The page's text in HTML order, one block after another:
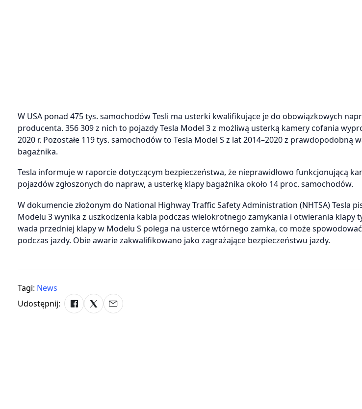
W USA ponad 475 tys. samochodów Tesli ma usterki kwalifikujące je do obowiązkowych
producenta. 356 309 z nich to pojazdy Tesla Model 3 z możliwą usterką kamery cofania
2020 r. Pozostałe 119 tys. samochodów to Tesla Model S z lat 2014–2020 z prawdopodobną
bagażnika.
Tesla informuje w raporcie dotyczącym bezpieczeństwa, że nieprawidłowo funkcjonującą
pojazdów zgłoszonych do napraw, a usterkę klapy bagażnika około 14 proc. samochodów.
W dokumencie złożonym do National Highway Traffic Safety Administration (NHTSA) Tesla
Modelu 3 wynika z uszkodzenia kabla podczas wielokrotnego zamykania i otwierania klapy
wada przedniej klapy w Modelu S polega na usterce wtórnego zamka, co może
podczas jazdy. Obie awarie zakwalifikowano jako zagrażające bezpieczeństwu jazdy.
Tagi: News
Udostępnij: